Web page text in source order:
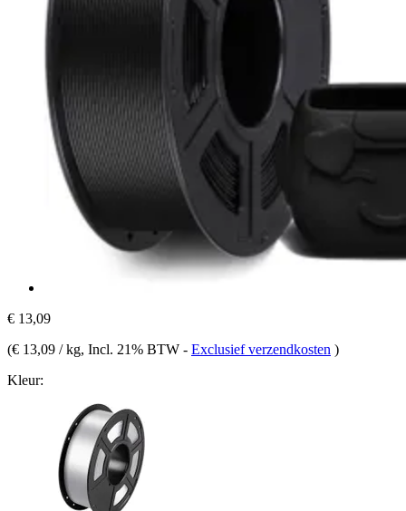
€ 13,09
(€ 13,09 / kg, Incl. 21% BTW - Exclusief verzendkosten )
Kleur: